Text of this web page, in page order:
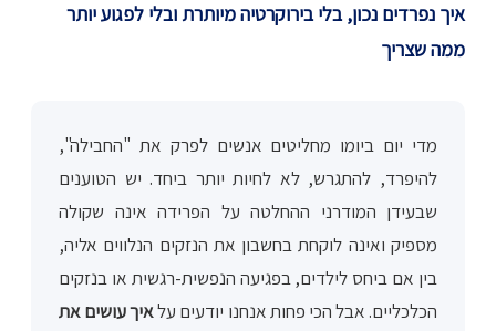
איך נפרדים נכון, בלי בירוקרטיה מיותרת ובלי לפגוע יותר
ממה שצריך
מדי יום ביומו מחליטים אנשים לפרק את "החבילה",
להיפרד, להתגרש, לא לחיות יותר ביחד. יש הטוענים
שבעידן המודרני ההחלטה על הפרידה אינה שקולה
מספיק ואינה לוקחת בחשבון את הנזקים הנלווים אליה,
בין אם ביחס לילדים, בפגיעה הנפשית-רגשית או בנזקים
הכלכליים. אבל הכי פחות אנחנו יודעים עלאיך עושים את